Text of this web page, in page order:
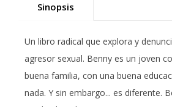
Sinopsis
Un libro radical que explora y
agresor sexual. Benny es un joven
buena familia, con una buena
nada. Y sin embargo... es diferente.